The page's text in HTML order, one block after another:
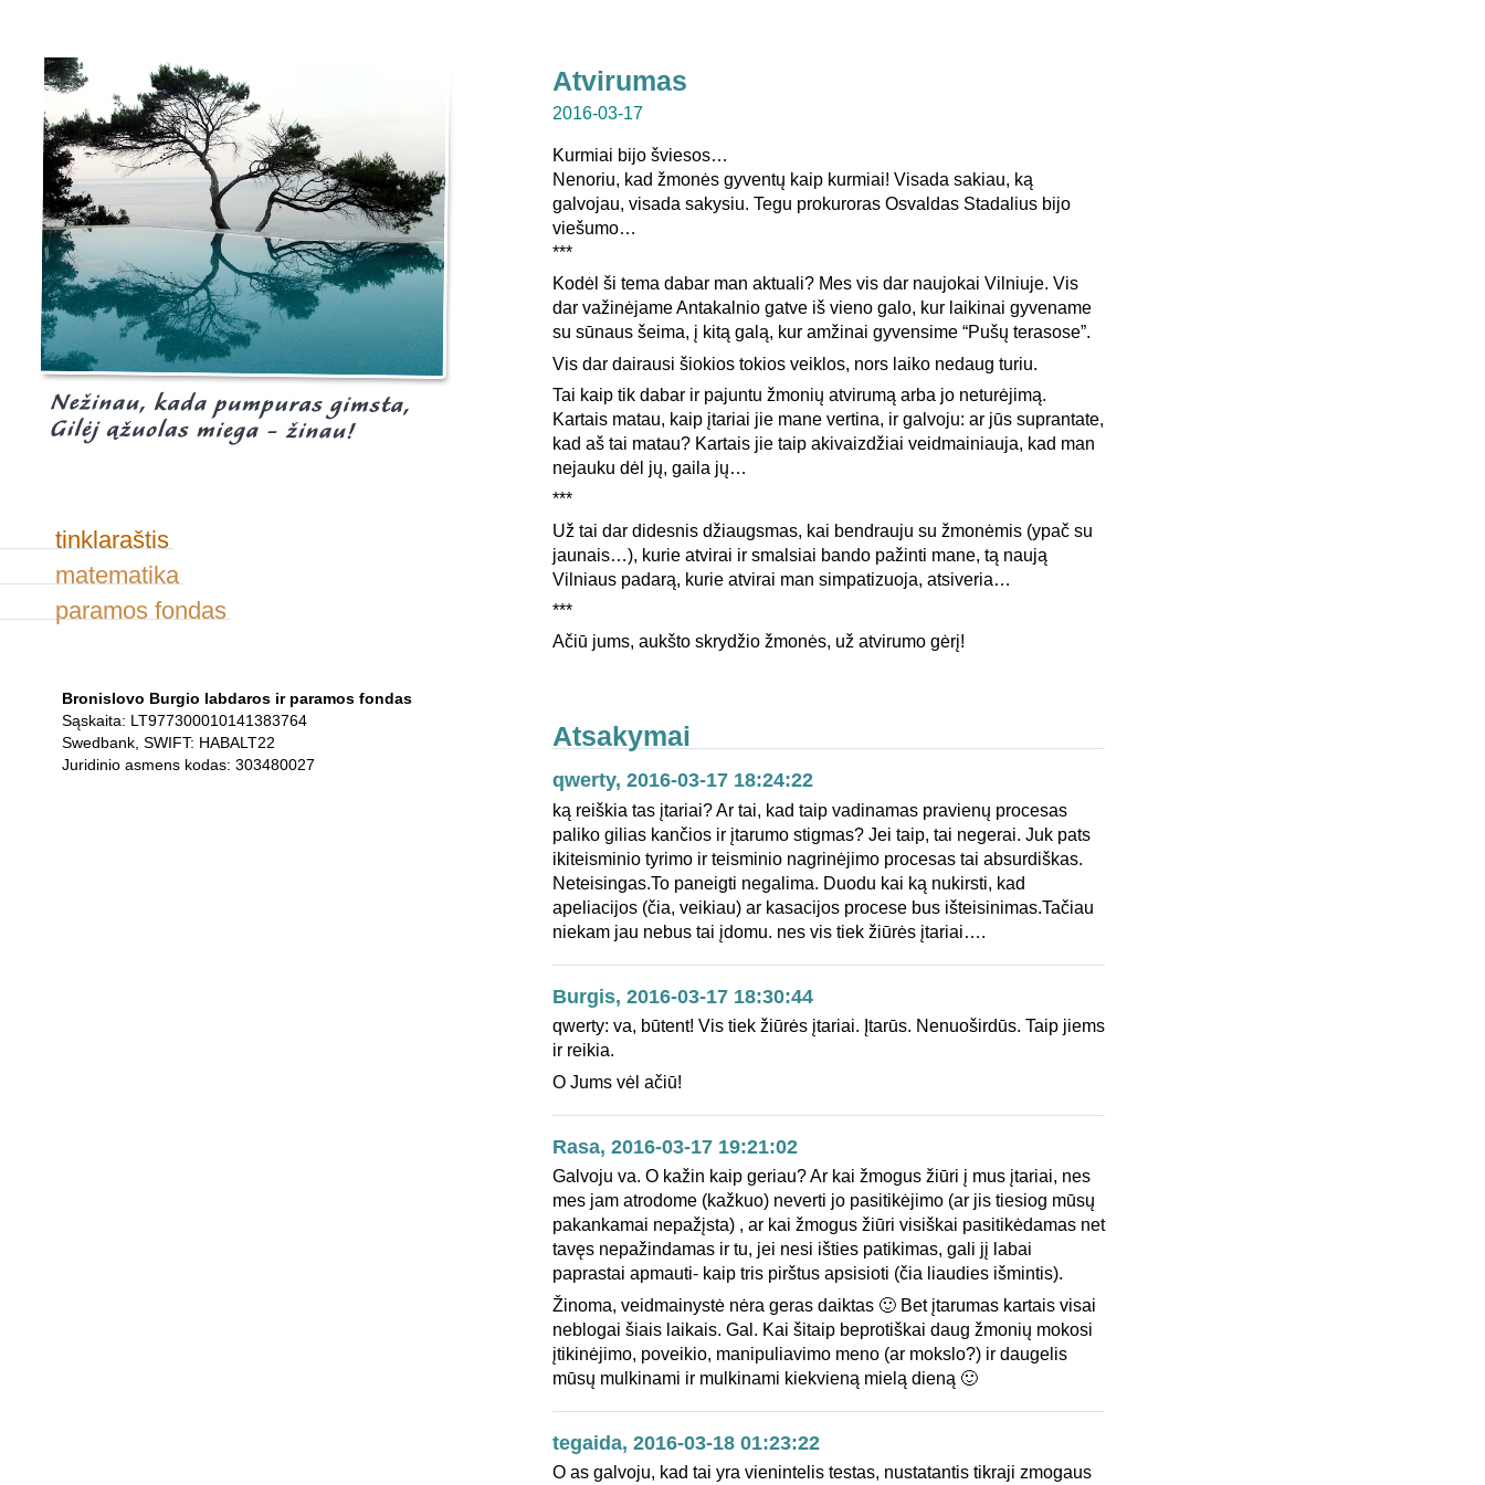
tinklaraštis
matematika
paramos fondas
Bronislovo Burgio labdaros ir paramos fondas
Sąskaita: LT977300010141383764
Swedbank, SWIFT: HABALT22
Juridinio asmens kodas: 303480027
Atvirumas
2016-03-17
Kurmiai bijo šviesos…
Nenoriu, kad žmonės gyventų kaip kurmiai! Visada sakiau, ką
galvojau, visada sakysiu. Tegu prokuroras Osvaldas Stadalius bijo
viešumo…
***
Kodėl ši tema dabar man aktuali? Mes vis dar naujokai Vilniuje. Vis
dar važinėjame Antakalnio gatve iš vieno galo, kur laikinai gyvename
su sūnaus šeima, į kitą galą, kur amžinai gyvensime “Pušų terasose”.
Vis dar dairausi šiokios tokios veiklos, nors laiko nedaug turiu.
Tai kaip tik dabar ir pajuntu žmonių atvirumą arba jo neturėjimą.
Kartais matau, kaip įtariai jie mane vertina, ir galvoju: ar jūs suprantate,
kad aš tai matau? Kartais jie taip akivaizdžiai veidmainiauja, kad man
nejauku dėl jų, gaila jų…
***
Už tai dar didesnis džiaugsmas, kai bendrauju su žmonėmis (ypač su
jaunais…), kurie atvirai ir smalsiai bando pažinti mane, tą naują
Vilniaus padarą, kurie atvirai man simpatizuoja, atsiveria…
***
Ačiū jums, aukšto skrydžio žmonės, už atvirumo gėrį!
Atsakymai
qwerty, 2016-03-17 18:24:22
ką reiškia tas įtariai? Ar tai, kad taip vadinamas pravienų procesas
paliko gilias kančios ir įtarumo stigmas? Jei taip, tai negerai. Juk pats
ikiteisminio tyrimo ir teisminio nagrinėjimo procesas tai absurdiškas.
Neteisingas.To paneigti negalima. Duodu kai ką nukirsti, kad
apeliacijos (čia, veikiau) ar kasacijos procese bus išteisinimas.Tačiau
niekam jau nebus tai įdomu. nes vis tiek žiūrės įtariai….
Burgis, 2016-03-17 18:30:44
qwerty: va, būtent! Vis tiek žiūrės įtariai. Įtarūs. Nenuoširdūs. Taip jiems
ir reikia.
O Jums vėl ačiū!
Rasa, 2016-03-17 19:21:02
Galvoju va. O kažin kaip geriau? Ar kai žmogus žiūri į mus įtariai, nes
mes jam atrodome (kažkuo) neverti jo pasitikėjimo (ar jis tiesiog mūsų
pakankamai nepažįsta) , ar kai žmogus žiūri visiškai pasitikėdamas net
tavęs nepažindamas ir tu, jei nesi išties patikimas, gali jį labai
paprastai apmauti- kaip tris pirštus apsisioti (čia liaudies išmintis).
Žinoma, veidmainystė nėra geras daiktas 🙂 Bet įtarumas kartais visai
neblogai šiais laikais. Gal. Kai šitaip beprotiškai daug žmonių mokosi
įtikinėjimo, poveikio, manipuliavimo meno (ar mokslo?) ir daugelis
mūsų mulkinami ir mulkinami kiekvieną mielą dieną 🙂
tegaida, 2016-03-18 01:23:22
O as galvoju, kad tai yra vienintelis testas, nustatantis tikraji zmogaus